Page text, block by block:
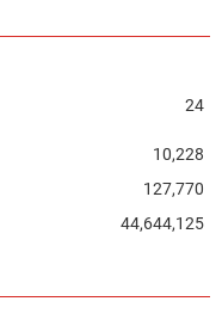
24
10,228
127,770
44,644,125